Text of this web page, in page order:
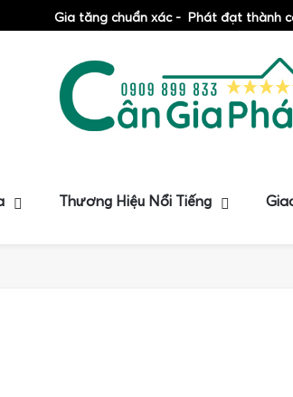
Gia tăng chuẩn xác - Phát đạt thành
Thương Hiệu Nổi Tiếng